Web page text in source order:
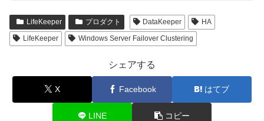
LifeKeeper プロダクト DataKeeper
HA
LifeKeeper
Windows Server Failover Clustering
シェアする
X Facebook はてブ
LINE コピー